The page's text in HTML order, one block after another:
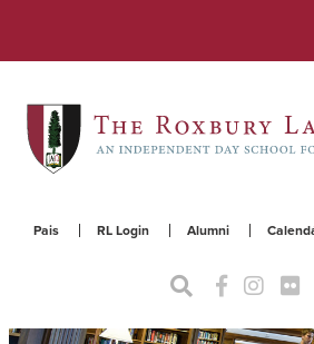
Pais RL Login Alumni